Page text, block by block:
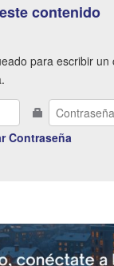
contenido
para escribir un
Contraseña